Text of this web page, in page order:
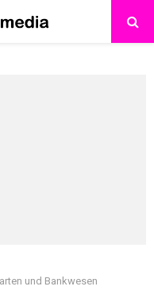
und Bankwesen